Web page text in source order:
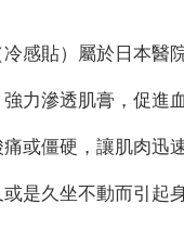
感貼）屬於日本醫
力滲透肌膏，促進
或僵硬，讓肌肉迅
是久坐不動而引起